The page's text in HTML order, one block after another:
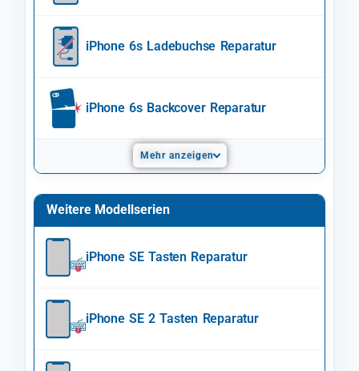
iPhone 6s Ladebuchse Reparatur
iPhone 6s Backcover Reparatur
Mehr anzeigen
Weitere Modellserien
iPhone SE Tasten Reparatur
iPhone SE 2 Tasten Reparatur